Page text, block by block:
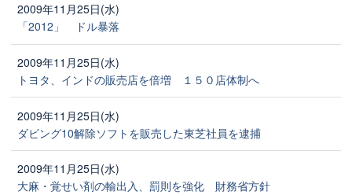
2009年11月25日(水)
「2012」 ドル暴落
2009年11月25日(水)
トヨタ、インドの販売店を倍増 １５０店体制へ
2009年11月25日(水)
ダビング10解除ソフトを販売した東芝社員を逮捕
2009年11月25日(水)
大麻・覚せい剤の輸出入、罰則を強化 財務省方針